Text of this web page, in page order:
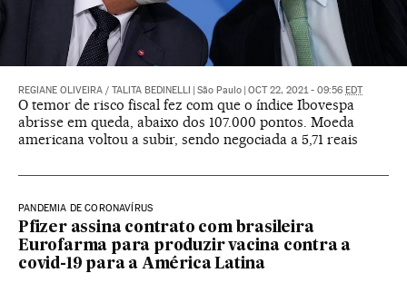
REGIANE OLIVEIRA / TALITA BEDINELLI São Paulo OCT 22, 2021 - 09:56 EDT
O temor de risco fiscal fez com que o índice Ibovespa
abrisse em queda, abaixo dos 107.000 pontos. Moeda
americana voltou a subir, sendo negociada a 5,71 reais
PANDEMIA DE CORONAVÍRUS
Pfizer assina contrato com brasileira
Eurofarma para produzir vacina contra a
covid-19 para a América Latina